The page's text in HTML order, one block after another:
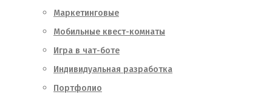
Маркетинговые
Мобильные квест-комнаты
Игра в чат-боте
Индивидуальная разработка
Портфолио